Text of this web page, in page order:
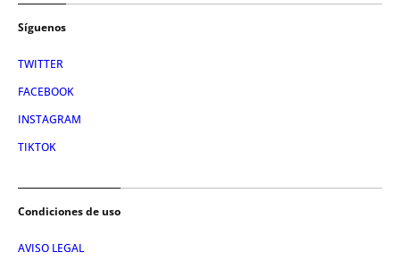
Síguenos
TWITTER
FACEBOOK
INSTAGRAM
TIKTOK
Condiciones de uso
AVISO LEGAL